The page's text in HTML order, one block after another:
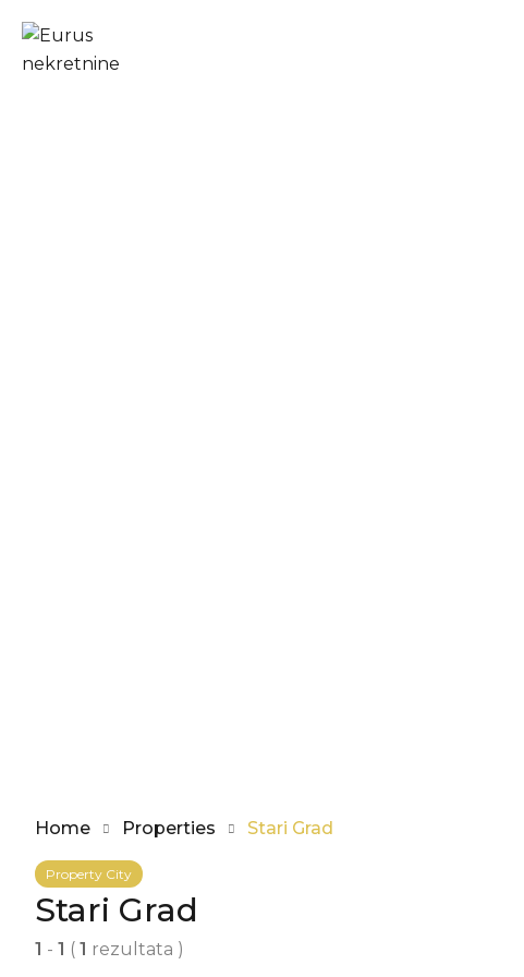
Home Properties Stari Grad
Property City
Stari Grad
1 - 1 ( 1 rezultata )